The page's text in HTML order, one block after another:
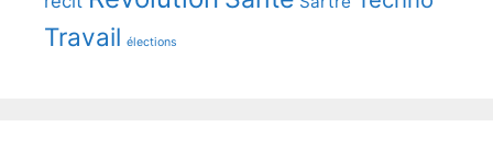
Travail élections